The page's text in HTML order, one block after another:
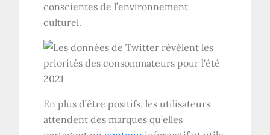
conscientes de l’environnement
culturel.
En plus d’être positifs, les utilisateurs
attendent des marques qu’elles